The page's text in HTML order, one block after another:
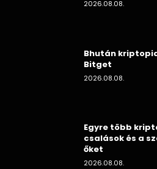
2026.08.08.
Bhután
Bitget
2026.08.08.
Egyre több
csalások és a
őket
2026.08.08.